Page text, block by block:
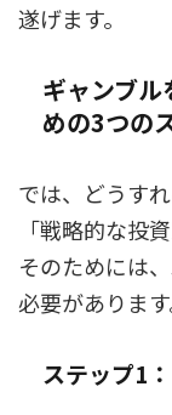
遂げます。
ギャンブ
めの3つの
では、どうす
「戦略的な投
そのためには
必要があります
ステップ1